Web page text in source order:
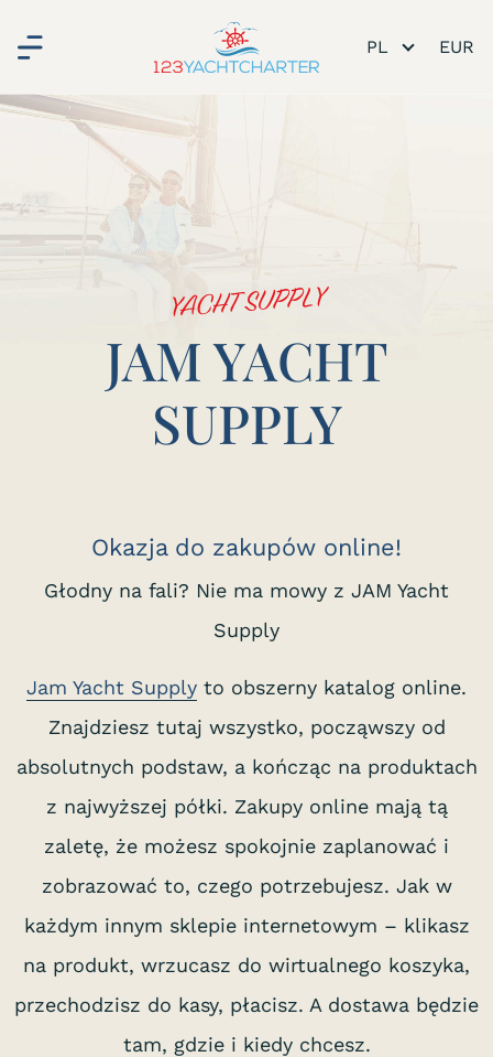
PL
YACHT SUPPLY
JAM YACHT
SUPPLY
Okazja do zakupów online!
Głodny na fali? Nie ma mowy z JAM Yacht
Supply
Jam Yacht Supply to obszerny katalog online.
Znajdziesz tutaj wszystko, począwszy od
absolutnych podstaw, a kończąc na produktach
z najwyższej półki. Zakupy online mają tą
zaletę, że możesz spokojnie zaplanować i
zobrazować to, czego potrzebujesz. Jak w
każdym innym sklepie internetowym – klikasz
na produkt, wrzucasz do wirtualnego koszyka,
przechodzisz do kasy, płacisz. A dostawa będzie
tam, gdzie i kiedy chcesz.